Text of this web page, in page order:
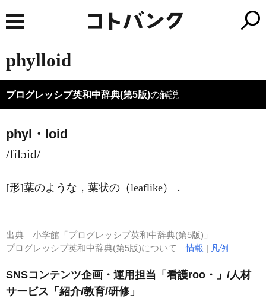
phylloid
プログレッシブ英和中辞典(第5版)の解説
phyl・loid
/fílɔid/
[形]葉のような，葉状の（leaflike） ．
出典 小学館「プログレッシブ英和中辞典(第5版)」
プログレッシブ英和中辞典(第5版)について情報 | 凡例
SNSコンテンツ企画・運用担当「看護roo・」/人材
サービス「紹介/教育/研修」